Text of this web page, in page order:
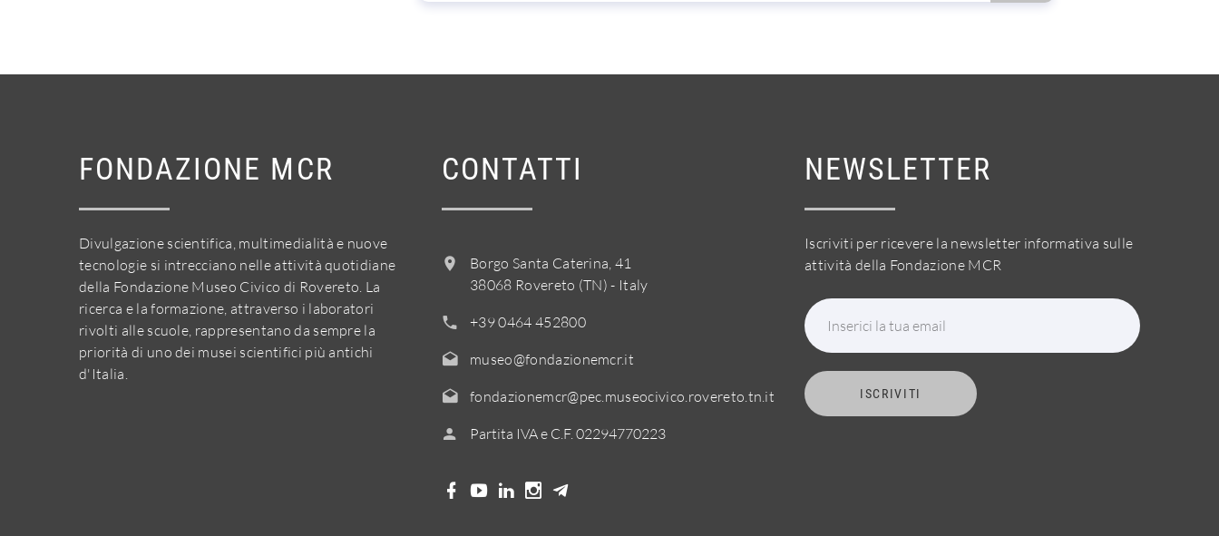
FONDAZIONE MCR
Divulgazione scientifica, multimedialità e nuove
tecnologie si intrecciano nelle attività quotidiane
della Fondazione Museo Civico di Rovereto. La
ricerca e la formazione, attraverso i laboratori
rivolti alle scuole, rappresentano da sempre la
priorità di uno dei musei scientifici più antichi
d'Italia.
CONTATTI
Borgo Santa Caterina, 41
38068 Rovereto (TN) - Italy
+39 0464 452800
museo@fondazionemcr.it
fondazionemcr@pec.museocivico.rovereto.tn.it
Partita IVA e C.F. 02294770223
NEWSLETTER
Iscriviti per ricevere la newsletter informativa sulle
attività della Fondazione MCR
Inserici la tua email
ISCRIVITI